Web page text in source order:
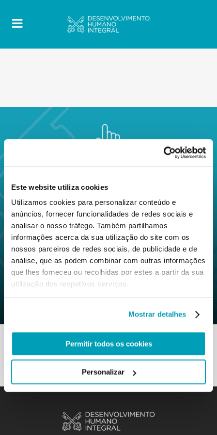
Este website utiliza cookies
Utilizamos cookies para personalizar conteúdo e
anúncios, fornecer funcionalidades de redes sociais e
analisar o nosso tráfego. Também partilhamos
informações acerca da sua utilização do site com os
nossos parceiros de redes sociais, de publicidade e de
análise, que as podem combinar com outras informações
que lhes forneceu ou recolhidas por estes a partir da sua
utilização dos respetivos serviços.
Mostrar detalhes
Permitir todos os cookies
Personalizar
7 Novembro 2019| ByMr_admin | 0
Comments |
Secção Migrantes e Refugiados –
Trata-se também da nossa